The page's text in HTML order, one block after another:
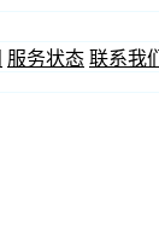
服务状态 联系我们